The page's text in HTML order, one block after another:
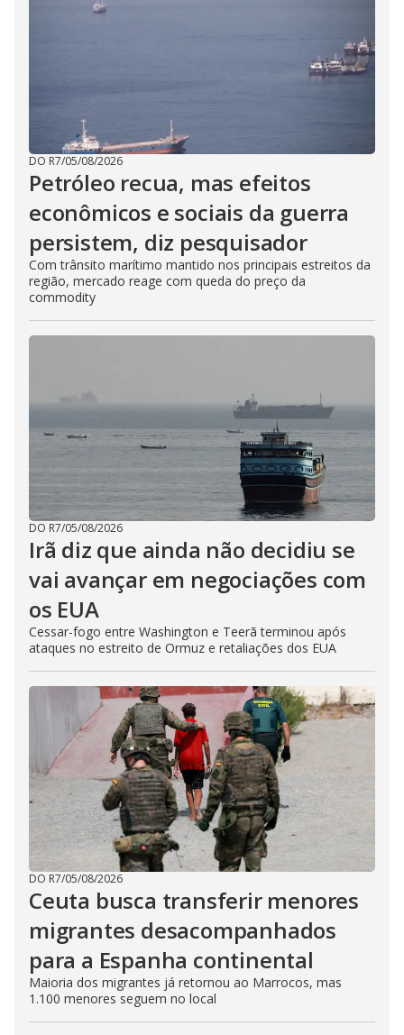
DO R7/05/08/2026
Petróleo recua, mas efeitos
econômicos e sociais da guerra
persistem, diz pesquisador
Com trânsito marítimo mantido nos principais estreitos da
região, mercado reage com queda do preço da
commodity
DO R7/05/08/2026
Irã diz que ainda não decidiu se
vai avançar em negociações com
os EUA
Cessar-fogo entre Washington e Teerã terminou após
ataques no estreito de Ormuz e retaliações dos EUA
DO R7/05/08/2026
Ceuta busca transferir menores
migrantes desacompanhados
para a Espanha continental
Maioria dos migrantes já retornou ao Marrocos, mas
1.100 menores seguem no local